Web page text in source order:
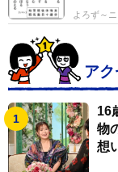
よろず～
ア
16
物
想